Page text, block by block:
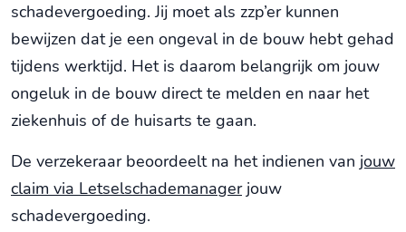
schadevergoeding. Jij moet als zzp’er kunnen
bewijzen dat je een ongeval in de bouw hebt gehad
tijdens werktijd. Het is daarom belangrijk om jouw
ongeluk in de bouw direct te melden en naar het
ziekenhuis of de huisarts te gaan.
De verzekeraar beoordeelt na het indienen van jouw
claim via Letselschademanagerjouw
schadevergoeding.